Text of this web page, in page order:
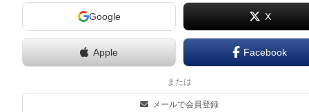
マンション・オブ・マッドネス：第2
版
Mansions of Madness: Second Edition
マンショ
版：境界
Google X
Apple Facebook
または
メールで会員登録